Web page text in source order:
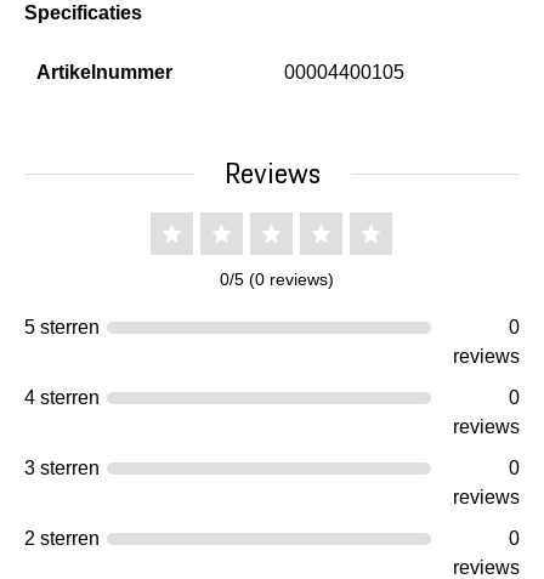
Specificaties
Artikelnummer 00004400105
Reviews
0/5 (0 reviews)
5 sterren
0
reviews
4 sterren
0
reviews
3 sterren
0
reviews
2 sterren
0
reviews